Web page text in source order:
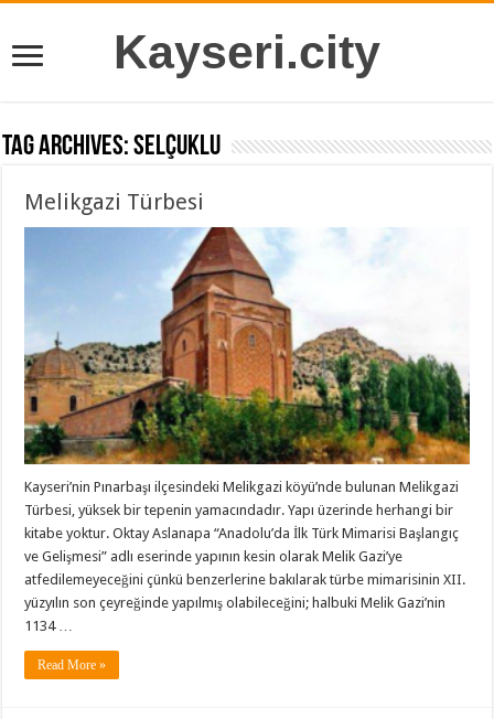
Kayseri.city
Tag Archives:Selçuklu
Melikgazi Türbesi
Kayseri’nin Pınarbaşı ilçesindeki Melikgazi köyü’nde bulunan Melikgazi
Türbesi, yüksek bir tepenin yamacındadır. Yapı üzerinde herhangi bir
kitabe yoktur. Oktay Aslanapa “Anadolu’da İlk Türk Mimarisi Başlangıç
ve Gelişmesi” adlı eserinde yapının kesin olarak Melik Gazi’ye
atfedilemeyeceğini çünkü benzerlerine bakılarak türbe mimarisinin XII.
yüzyılın son çeyreğinde yapılmış olabileceğini; halbuki Melik Gazi’nin
1134 …
Read More »